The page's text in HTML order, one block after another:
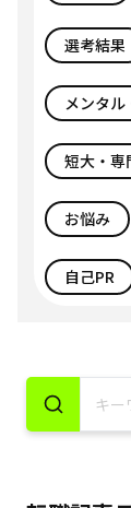
選考結果
メンタ
短大・専
お悩み
自己PR